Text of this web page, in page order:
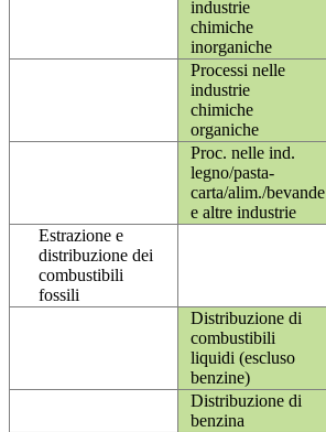
industrie
chimiche
inorganiche
Processi nelle
industrie
chimiche
organiche
Proc. nelle ind.
legno/pasta-
carta/alim./bevande
e altre industrie
Estrazione e
distribuzione dei
combustibili
fossili
Distribuzione di
combustibili
liquidi (escluso
benzine)
Distribuzione di
benzina